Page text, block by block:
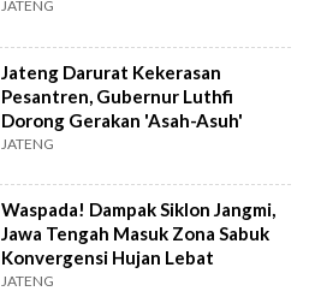
Manusia
JATENG
Jateng Darurat Kekerasan
Pesantren, Gubernur Luthfi
Dorong Gerakan 'Asah-Asuh'
JATENG
Waspada! Dampak Siklon Jangmi,
Jawa Tengah Masuk Zona Sabuk
Konvergensi Hujan Lebat
JATENG